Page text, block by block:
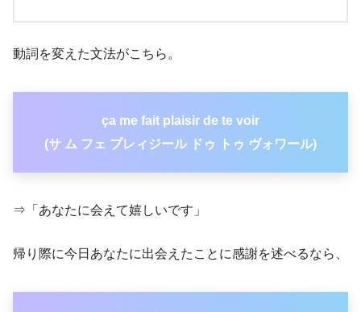
動詞を変えた文法がこちら。
ça me fait plaisir de te voir
(サ ム フェ プレィジール ドゥ トゥ ヴォワール)
⇒「あなたに会えて嬉しいです」
帰り際に今日あなたに出会えたことに感謝を述べるなら、